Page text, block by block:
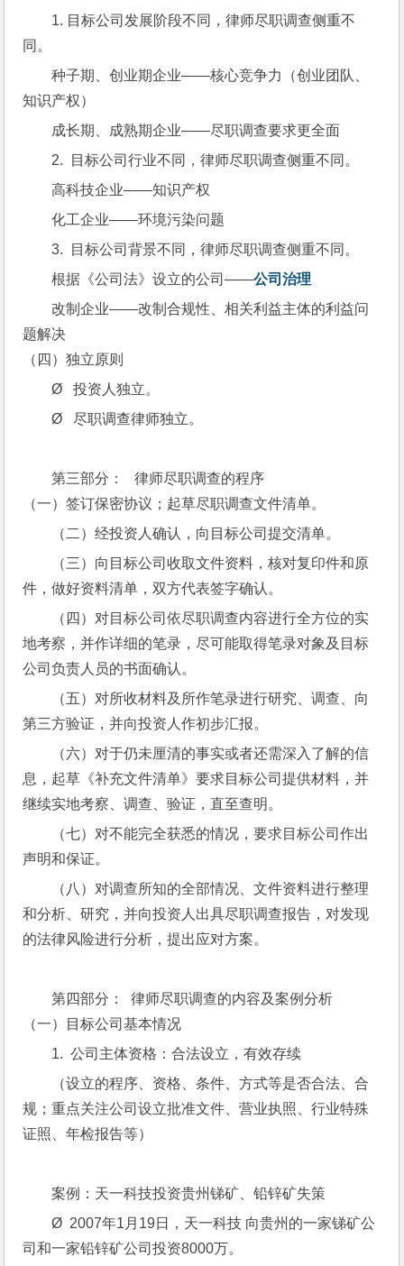
1. 目标公司发展阶段不同，律师尽职调查侧重不
同。
种子期、创业期企业——核心竞争力（创业团队、
知识产权）
成长期、成熟期企业——尽职调查要求更全面
2.  目标公司行业不同，律师尽职调查侧重不同。
高科技企业——知识产权
化工企业——环境污染问题
3.  目标公司背景不同，律师尽职调查侧重不同。
根据《公司法》设立的公司——公司治理
改制企业——改制合规性、相关利益主体的利益问
题解决
（四）独立原则
Ø   投资人独立。
Ø   尽职调查律师独立。
第三部分：   律师尽职调查的程序
（一）签订保密协议；起草尽职调查文件清单。
（二）经投资人确认，向目标公司提交清单。
（三）向目标公司收取文件资料，核对复印件和原
件，做好资料清单，双方代表签字确认。
（四）对目标公司依尽职调查内容进行全方位的实
地考察，并作详细的笔录，尽可能取得笔录对象及目标
公司负责人员的书面确认。
（五）对所收材料及所作笔录进行研究、调查、向
第三方验证，并向投资人作初步汇报。
（六）对于仍未厘清的事实或者还需深入了解的信
息，起草《补充文件清单》要求目标公司提供材料，并
继续实地考察、调查、验证，直至查明。
（七）对不能完全获悉的情况，要求目标公司作出
声明和保证。
（八）对调查所知的全部情况、文件资料进行整理
和分析、研究，并向投资人出具尽职调查报告，对发现
的法律风险进行分析，提出应对方案。
第四部分：  律师尽职调查的内容及案例分析
（一）目标公司基本情况
1.  公司主体资格：合法设立，有效存续
（设立的程序、资格、条件、方式等是否合法、合
规；重点关注公司设立批准文件、营业执照、行业特殊
证照、年检报告等）
案例：天一科技投资贵州锑矿、铅锌矿失策
Ø  2007年1月19日，天一科技 向贵州的一家锑矿公
司和一家铅锌矿公司投资8000万。